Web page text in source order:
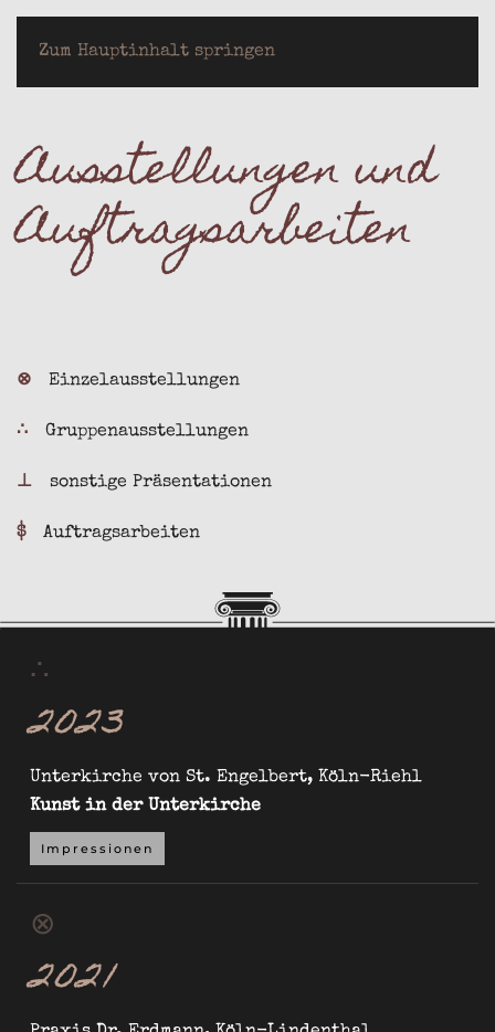
Zum Hauptinhalt springen
Ausstellungen und
Auftragsarbeiten
⊗ Einzelausstellungen
∴ Gruppenausstellungen
⊥ sonstige Präsentationen
$ Auftragsarbeiten
∴
2023
Unterkirche von St. Engelbert, Köln-Riehl
Kunst in der Unterkirche
Impressionen
⊗
2021